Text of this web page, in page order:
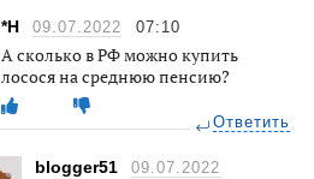
*Н 09.07.2022 07:10
А сколько в РФ можно купить
лосося на среднюю пенсию?
Ответить
blogger51
09.07.2022